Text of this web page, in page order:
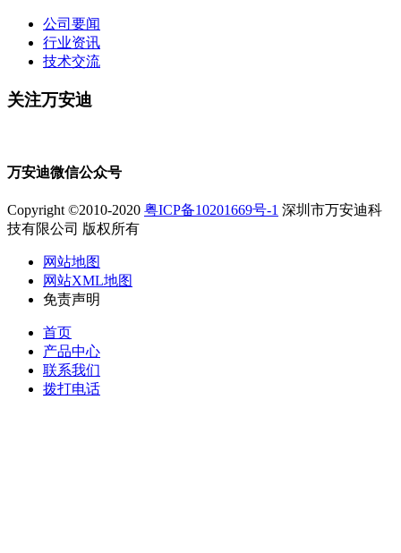
公司要闻
行业资讯
技术交流
关注万安迪
万安迪微信公众号
Copyright ©2010-2020 粤ICP备10201669号-1 深圳市万安迪科
技有限公司 版权所有
网站地图
网站XML地图
免责声明
首页
产品中心
联系我们
拨打电话